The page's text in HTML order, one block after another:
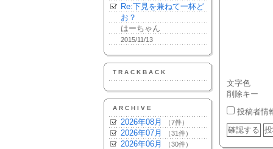
Re:下見を兼ねて一杯ど
お？
はーちゃん
2015/11/13
TRACKBACK
ARCHIVE
2026年08月 （7件）
2026年07月 （31件）
2026年06月 （30件）
文字色
削除キー
投稿者情